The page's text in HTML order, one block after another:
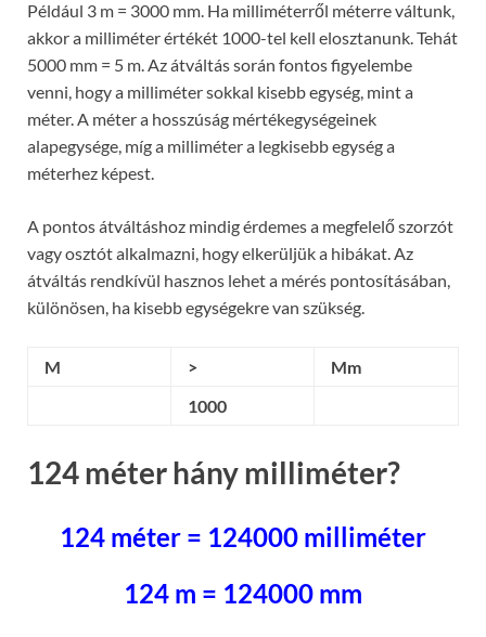
Például 3 m = 3000 mm. Ha milliméterről méterre váltunk,
akkor a milliméter értékét 1000-tel kell elosztanunk. Tehát
5000 mm = 5 m. Az átváltás során fontos figyelembe
venni, hogy a milliméter sokkal kisebb egység, mint a
méter. A méter a hosszúság mértékegységeinek
alapegysége, míg a milliméter a legkisebb egység a
méterhez képest.
A pontos átváltáshoz mindig érdemes a megfelelő szorzót
vagy osztót alkalmazni, hogy elkerüljük a hibákat. Az
átváltás rendkívül hasznos lehet a mérés pontosításában,
különösen, ha kisebb egységekre van szükség.
M >
Mm
1000
124 méter hány milliméter?
124 méter = 124000 milliméter
124 m = 124000 mm